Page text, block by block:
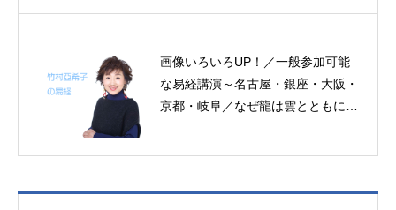
画像いろいろUP！／一般参加可能
な易経講演～名古屋・銀座・大阪・
京都・岐阜／なぜ龍は雲とともにい